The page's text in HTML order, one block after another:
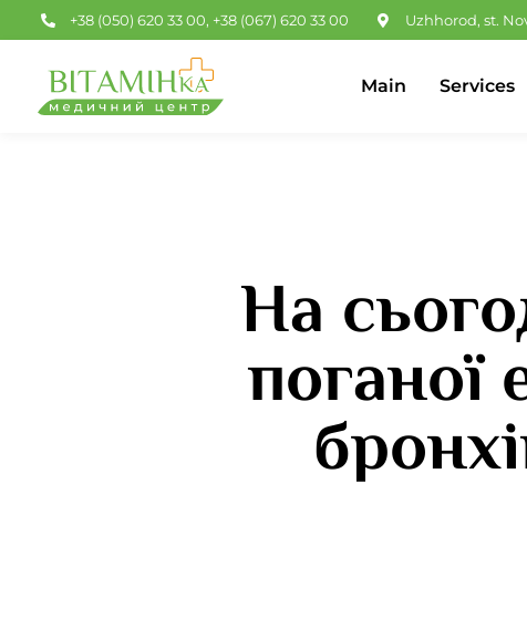
Skip
to
content
+38 (050) 620 33 00, +38 (067) 620 33 00 Uzhhorod, st.
Main Services
На
поганої